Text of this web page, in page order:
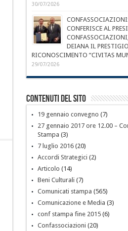
30/07/2026
CONFERISCE AL
DEIANA IL
RICONOSCIMENTO “CIVITAS
29/07/2026
Contenuti del sito
19 gennaio convegno (7)
27 gennaio 2017 ore 12.00 –
Stampa (3)
7 luglio 2016(20)
Accordi Strategici (2)
Articolo (14)
Beni Culturali (7)
Comunicati stampa (565)
Comunicazione e Media (3)
conf stampa fine 2015(6)
Confassociazioni (20)